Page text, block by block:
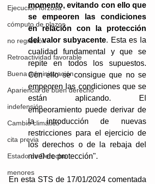
Ejecución forzosa
cómputo de plazos
no regresión
Retroactividad favorable
Buena administración
Apariencia de buen derecho
indefensión
Cambio climático
cita previa
Estado de Derecho
menores
momento, evitando con ello que
se empeoren las condiciones
en relación con la protección
del valor subyacente. Esta es la
cualidad fundamental y que se
repite en todos los supuestos.
Con ello se consigue que no se
empeoren las condiciones que se
están aplicando. El
empeoramiento puede derivar de
la introducción de nuevas
restricciones para el ejercicio de
los derechos o de la rebaja del
nivel de protección".
En esta STS de 17/01/2024 comentada